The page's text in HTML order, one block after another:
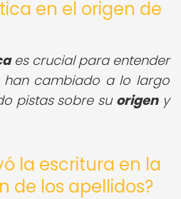
en el origen de
es crucial para entender
cambiado a lo largo
pistas sobre su origeny
la escritura en la
de los apellidos?